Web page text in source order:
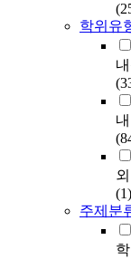
학위유
(1)
주제분
학